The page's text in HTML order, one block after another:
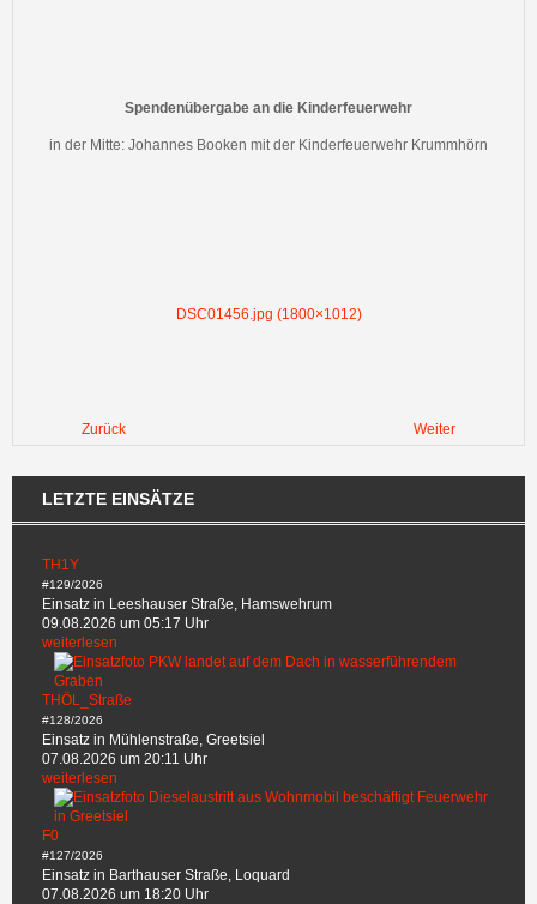
Spendenübergabe an die Kinderfeuerwehr
in der Mitte: Johannes Booken mit der Kinderfeuerwehr Krummhörn
DSC01456.jpg (1800×1012)
Zurück Weiter
LETZTE EINSÄTZE
TH1Y
#129/2026
Einsatz in Leeshauser Straße, Hamswehrum
09.08.2026 um 05:17 Uhr
weiterlesen
THÖL_Straße
#128/2026
Einsatz in Mühlenstraße, Greetsiel
07.08.2026 um 20:11 Uhr
weiterlesen
F0
#127/2026
Einsatz in Barthauser Straße, Loquard
07.08.2026 um 18:20 Uhr